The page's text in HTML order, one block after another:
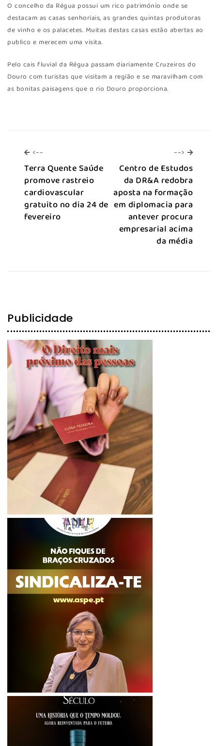
O concelho da Régua possui um rico património onde se
destacam as casas senhoriais, as grandes quintas produtoras
de vinho e os palacetes. Muitas destas casas estão abertas ao
publico e merecem uma visita.
Pelo cais fluvial da Régua passam diariamente Cruzeiros do
Douro com turistas que visitam a região e se maravilham com
as bonitas paisagens que o rio Douro proporciona.
<--
Terra Quente Saúde
promove rastreio
cardiovascular
gratuito no dia 24 de
fevereiro
--> -->
Centro de Estudos
da DR&A redobra
aposta na formação
em diplomacia para
antever procura
empresarial acima
da média
Publicidade